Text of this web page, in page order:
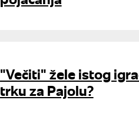
"Večiti" žele istog
trku za Pajolu?